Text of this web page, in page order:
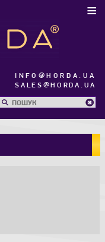
INFO@HORDA.UA
SALES@HORDA.UA
≡